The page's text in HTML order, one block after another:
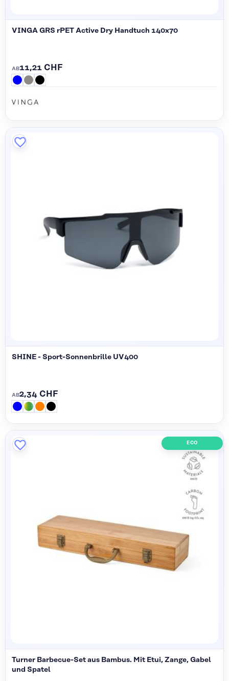
VINGA GRS rPET Active Dry Handtuch 140x70
AB11,21 CHF
SHINE - Sport-Sonnenbrille UV400
AB2,34 CHF
ECO
Turner Barbecue-Set aus Bambus. Mit Etui, Zange, Gabel
und Spatel